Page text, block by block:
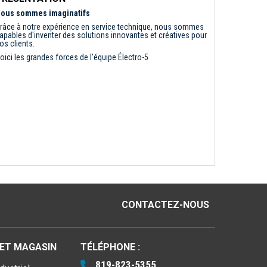
sommes imaginatifs
à notre expérience en service technique, nous sommes
d'inventer des solutions innovantes et créatives pour
clients.
les grandes forces de l'équipe Électro-5
CONTACTEZ-NOUS
MAGASIN TÉLÉPHONE :